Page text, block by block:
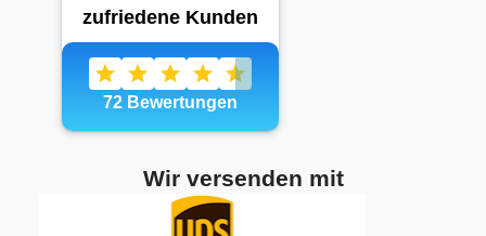
Wir versenden mit